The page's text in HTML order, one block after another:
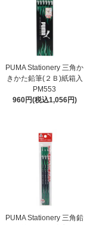
PUMA Stationery 三角か
きかた鉛筆(２Ｂ)紙箱入
PM553
960円(税込1,056円)
PUMA Stationery 三角鉛